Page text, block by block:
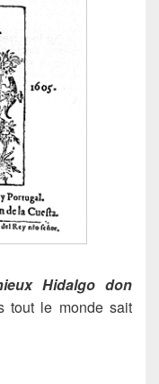
Hidalgo don
tout le monde sait